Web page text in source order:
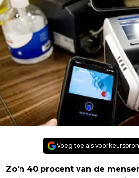
Voeg toe als
Zo'n 40 procent van de